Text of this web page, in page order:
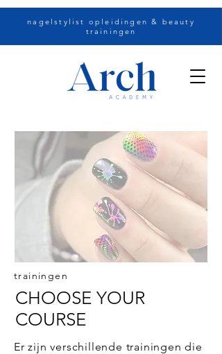
nagelstylist opleidingen & beauty
trainingen
trainingen
CHOOSE YOUR
COURSE
Er zijn verschillende trainingen die